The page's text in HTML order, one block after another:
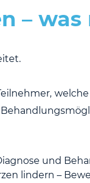
– was
und
lindern –